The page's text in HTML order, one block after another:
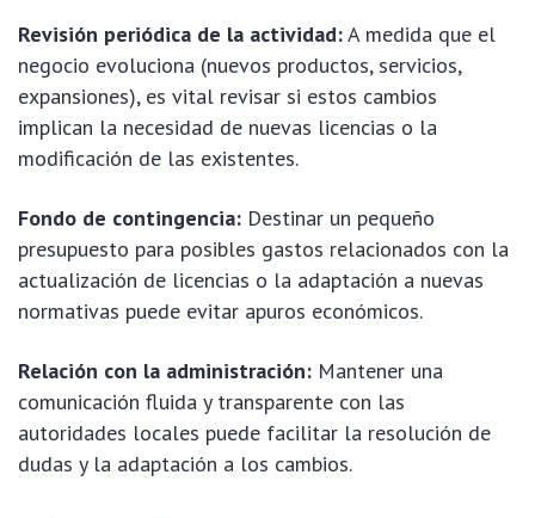
Revisión periódica de la actividad:A medida que el
negocio evoluciona (nuevos productos, servicios,
expansiones), es vital revisar si estos cambios
implican la necesidad de nuevas licencias o la
modificación de las existentes.
Fondo de contingencia: Destinar un pequeño
presupuesto para posibles gastos relacionados con la
actualización de licencias o la adaptación a nuevas
normativas puede evitar apuros económicos.
Relación con la administración: Mantener una
comunicación fluida y transparente con las
autoridades locales puede facilitar la resolución de
dudas y la adaptación a los cambios.